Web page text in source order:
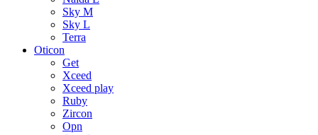
Sky M
Sky L
Terra
Oticon
Get
Xceed
Xceed play
Ruby
Zircon
Opn